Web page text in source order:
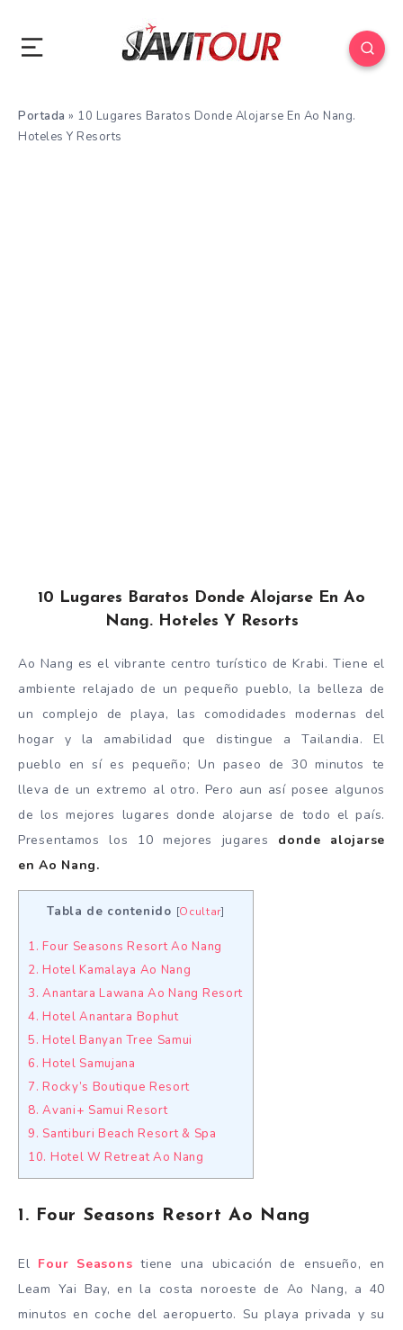
Portada » 10 Lugares Baratos Donde Alojarse En Ao Nang.
Hoteles Y Resorts
10 Lugares Baratos Donde Alojarse En Ao
Nang. Hoteles Y Resorts
Ao Nang es el vibrante centro turístico de Krabi. Tiene el
ambiente relajado de un pequeño pueblo, la belleza de
un complejo de playa, las comodidades modernas del
hogar y la amabilidad que distingue a Tailandia. El
pueblo en sí es pequeño; Un paseo de 30 minutos te
lleva de un extremo al otro. Pero aun así posee algunos
de los mejores lugares donde alojarse de todo el país.
Presentamos los 10 mejores jugares donde alojarse
en Ao Nang.
Tabla de contenido [Ocultar]
1. Four Seasons Resort Ao Nang
2. Hotel Kamalaya Ao Nang
3. Anantara Lawana Ao Nang Resort
4. Hotel Anantara Bophut
5. Hotel Banyan Tree Samui
6. Hotel Samujana
7. Rocky’s Boutique Resort
8. Avani+ Samui Resort
9. Santiburi Beach Resort & Spa
10. Hotel W Retreat Ao Nang
1. Four Seasons Resort Ao Nang
El Four Seasons tiene una ubicación de ensueño, en
Leam Yai Bay, en la costa noroeste de Ao Nang, a 40
minutos en coche del aeropuerto. Su playa privada y su